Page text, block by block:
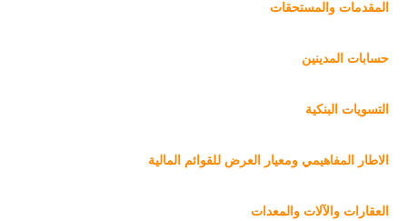
المقدمات والمستحقات
حسابات المدينين
التسويات البنكية
الاطار المفاهيمي ومعيار العرض للقوائم المالية
العقارات والآلات والمعدات